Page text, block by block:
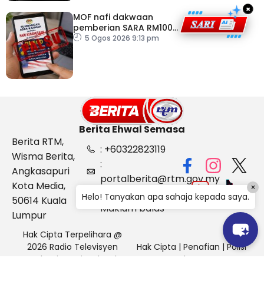
MOF nafi dakwaan
pemberian SARA RM100
sempena Hari
5 Ogos 2026 9:13 pm
×
Berita Ehwal Semasa
Berita RTM,
Wisma Berita,
Angkasapuri
Kota Media,
50614 Kuala
Lumpur
: +60322823119
:
portalberita@rtm.gov.my
: Aduan &
Maklum balas
Hak Cipta Terpelihara @
2026 Radio Televisyen
Malaysia, Berita Ehwal
Hak Cipta | Penafian | Polisi
Keselamatan
Helo! Tanyakan apa sahaja kepada saya.
×